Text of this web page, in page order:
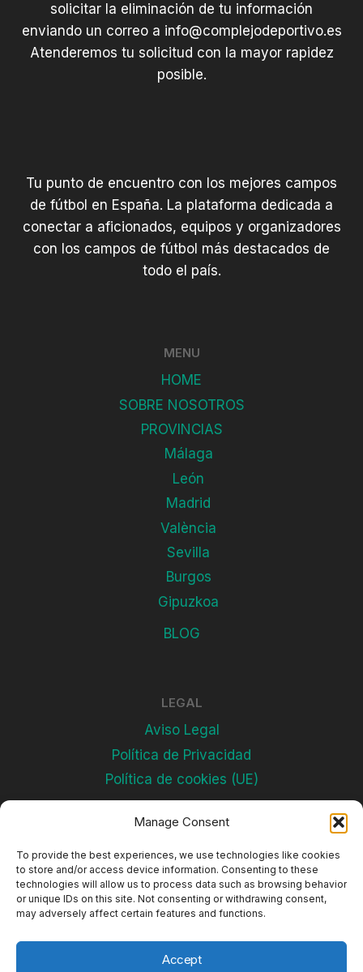
Manage Consent
To provide the best experiences, we use technologies like cookies
to store and/or access device information. Consenting to these
technologies will allow us to process data such as browsing behavior
or unique IDs on this site. Not consenting or withdrawing consent,
may adversely affect certain features and functions.
Accept
solicitar la eliminación de tu información
enviando un correo a info@complejodeportivo.es
Atenderemos tu solicitud con la mayor rapidez
posible.
Tu punto de encuentro con los mejores campos
de fútbol en España. La plataforma dedicada a
conectar a aficionados, equipos y organizadores
con los campos de fútbol más destacados de
todo el país.
MENU
HOME
SOBRE NOSOTROS
PROVINCIAS
Málaga
León
Madrid
València
Sevilla
Burgos
Gipuzkoa
BLOG
LEGAL
Aviso Legal
Política de Privacidad
Política de cookies (UE)
Subscríbete